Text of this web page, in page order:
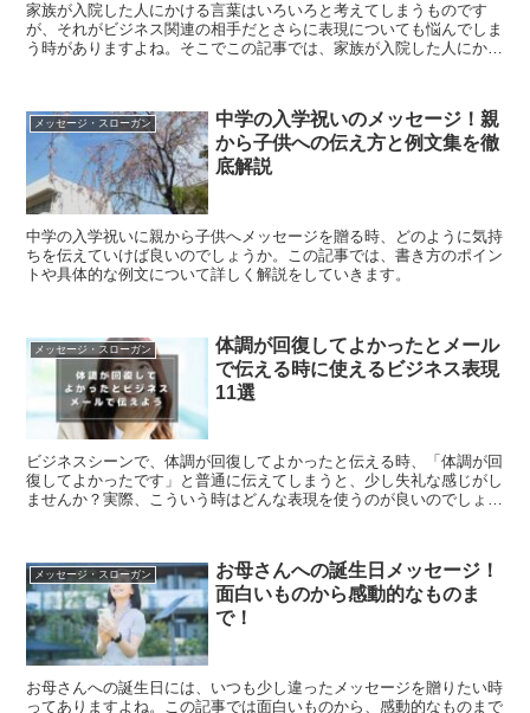
家族が入院した人にかける言葉はいろいろと考えてしまうものです
が、それがビジネス関連の相手だとさらに表現についても悩んでしま
う時がありますよね。そこでこの記事では、家族が入院した人にかけ
メッセージ・スローガン
中学の入学祝いのメッセージ！親
から子供への伝え方と例文集を徹
底解説
中学の入学祝いに親から子供へメッセージを贈る時、どのように気持
ちを伝えていけば良いのでしょうか。この記事では、書き方のポイン
トや具体的な例文について詳しく解説をしていきます。
メッセージ・スローガン
体調が回復してよかったとメール
で伝える時に使えるビジネス表現
11選
ビジネスシーンで、体調が回復してよかったと伝える時、「体調が回
復してよかったです」と普通に伝えてしまうと、少し失礼な感じがし
ませんか？実際、こういう時はどんな表現を使うのが良いのでしょう
メッセージ・スローガン
お母さんへの誕生日メッセージ！
面白いものから感動的なものま
で！
お母さんへの誕生日には、いつも少し違ったメッセージを贈りたい時
ってありますよね。この記事では面白いものから、感動的なものまで